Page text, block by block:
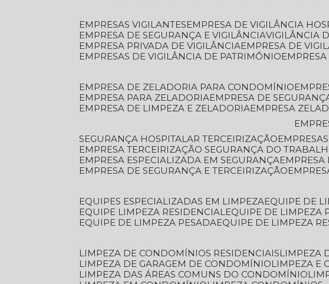
EMPRESAS VIGILANTES
EMPRESA DE VIGILÂNCIA
EMPRESA DE SEGURANÇA E VIGILÂNCIA VIGILÂNCIA
EMPRESA PRIVADA DE VIGILÂNCIA
EMPRESA DE
EMPRESAS DE VIGILÂNCIA DE PATRIMÔNIO
EMPRESA DE ZELADORIA PARA CONDOMÍNIO
EMPRESA PARA ZELADORIA
EMPRESA DE
EMPRESA DE LIMPEZA E ZELADORIA
EMPRESA
SEGURANÇA HOSPITALAR TERCEIRIZAÇÃO
EMPRESA TERCEIRIZAÇÃO SEGURANÇA DO
EMPRESA ESPECIALIZADA EM SEGURANÇA
EMPRESA DE SEGURANÇA E TERCEIRIZAÇÃO
EQUIPES ESPECIALIZADAS EM LIMPEZA EQUIPE DE
EQUIPE LIMPEZA RESIDENCIAL EQUIPE DE LIMPEZA
EQUIPE DE LIMPEZA PESADA EQUIPE DE LIMPEZA
LIMPEZA DE CONDOMÍNIOS RESIDENCIAIS
LIMPEZA
LIMPEZA DE GARAGEM DE CONDOMÍNIO
LIMPEZA E
LIMPEZA DAS ÁREAS COMUNS DO CONDOMÍNIO